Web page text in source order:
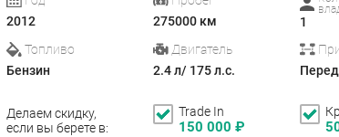
2012
275000 км
1
Топливо
Бензин
Двигатель
2.4 л/ 175 л.с.
Делаем скидку,
если вы берете в:
Trade In
150 000 ₽